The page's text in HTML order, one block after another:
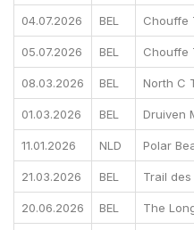
04.07.2026 BEL Chouffe
05.07.2026 BEL Chouffe
08.03.2026 BEL North C
01.03.2026 BEL Druiven
11.01.2026 NLD Polar
21.03.2026 BEL Trail
20.06.2026 BEL The